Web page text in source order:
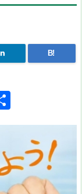
B!
有